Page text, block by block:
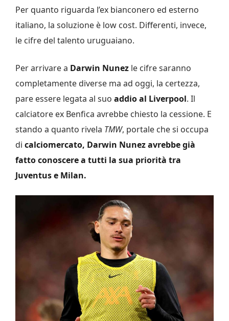
Per quanto riguarda l’ex bianconero ed esterno
italiano, la soluzione è low cost. Differenti, invece,
le cifre del talento uruguaiano.
Per arrivare a Darwin Nunez le cifre saranno
completamente diverse ma ad oggi, la certezza,
pare essere legata al suo addio al Liverpool. Il
calciatore ex Benfica avrebbe chiesto la cessione. E
stando a quanto rivela TMW, portale che si occupa
di calciomercato, Darwin Nunez avrebbe già
fatto conoscere a tutti la sua priorità tra
Juventus e Milan.